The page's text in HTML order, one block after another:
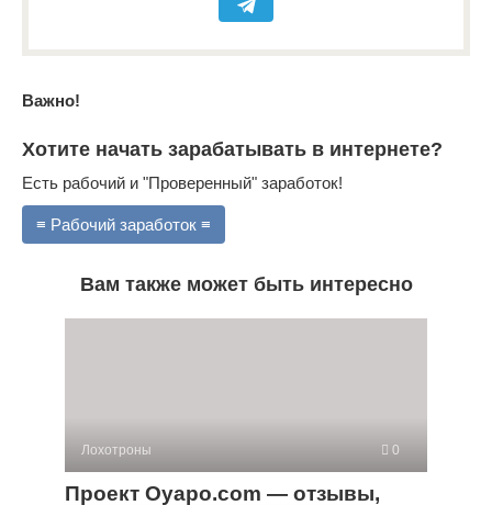
Важно!
Хотите начать зарабатывать в интернете?
Есть рабочий и "Проверенный" заработок!
≡ Рабочий заработок ≡
Вам также может быть интересно
Лохотроны 0
Проект Oyapo.com — отзывы,